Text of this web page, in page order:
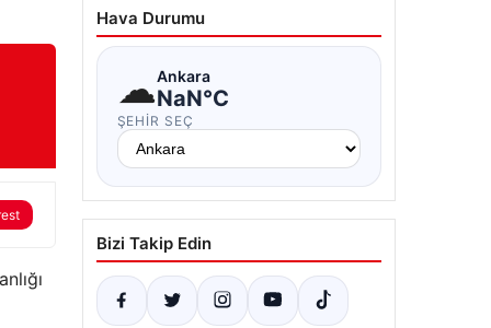
Hava Durumu
☁Ankara
NaN°C
ŞEHIR SEÇ
Bizi Takip Edin